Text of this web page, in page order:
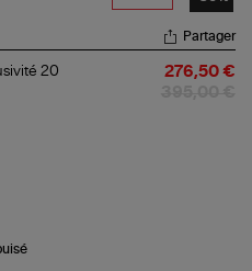
Partager
20
276,50 €